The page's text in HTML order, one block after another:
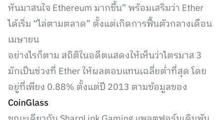
หันมาสนใจ Ethereum มากขึ้น” พร้อมเสริมว่า Ether
ได้เริ่ม “ไล่ตามตลาด” ตั้งแต่เกิดการฟื้นตัวกลางเดือน
เมษายน
อย่างไรก็ตาม สถิติในอดีตแสดงให้เห็นว่าไตรมาส 3
มักเป็นช่วงที่ Ether ให้ผลตอบแทนเฉลี่ยต่ำที่สุด โดย
อยู่ที่เพียง 0.88% ตั้งแต่ปี 2013 ตามข้อมูลของ
CoinGlass